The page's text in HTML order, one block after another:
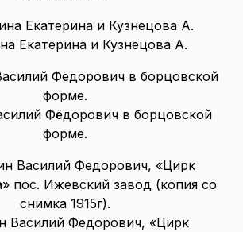
Екатерина и Кузнецова А.
Фёдорович в борцовской
форме.
Василий Федорович, «Цирк